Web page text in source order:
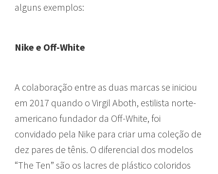
alguns exemplos:
Nike e Off-White
A colaboração entre as duas marcas se iniciou
em 2017 quando o Virgil Aboth, estilista norte-
americano fundador da Off-White, foi
convidado pela Nike para criar uma coleção de
dez pares de tênis. O diferencial dos modelos
“The Ten” são os lacres de plástico coloridos